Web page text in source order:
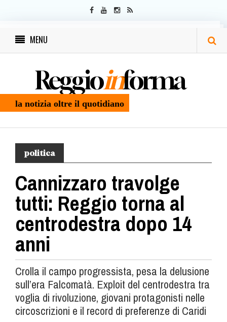
MENU
Reggioinforma
la notizia oltre il quotidiano
politica
Cannizzaro travolge
tutti: Reggio torna al
centrodestra dopo 14
anni
Crolla il campo progressista, pesa la delusione
sull’era Falcomatà. Exploit del centrodestra tra
voglia di rivoluzione, giovani protagonisti nelle
circoscrizioni e il record di preferenze di Caridi